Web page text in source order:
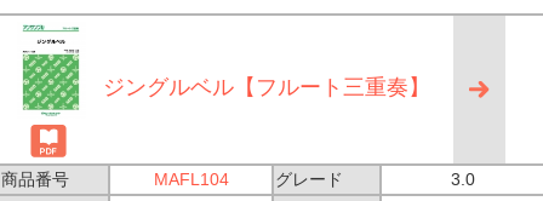
ジングルベル【フルート三重奏】
商品番号 MAFL104 グレード
3.0